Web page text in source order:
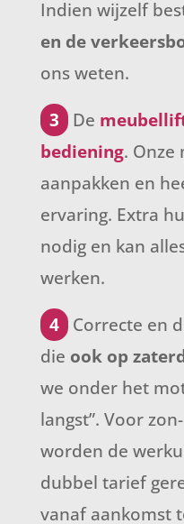
Indien wijzelf
en de
ons weten.
3
De
bediening. Onze
aanpakken en
ervaring. Extra
nodig en kan
werken.
4
Correcte en
die ook op
we onder het
langst”. Voor
worden de
dubbel tarief
vanaf aankomst